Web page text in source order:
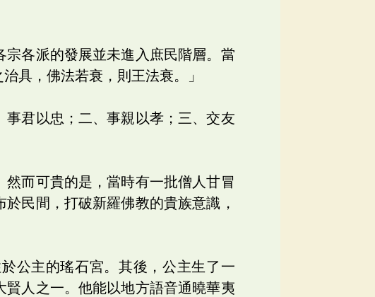
各派的發展並未進入庶民階層。當
具，佛法若衰，則王法衰。」
君以忠；二、事親以孝；三、交友
而可貴的是，當時有一批僧人甘冒
民間，打破新羅佛教的貴族意識，
公主的瑤石宮。其後，公主生了一
人之一。他能以地方語音通曉華夷